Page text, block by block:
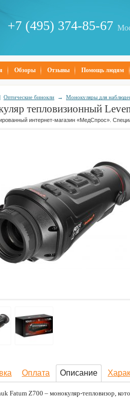
+7 (495) 374-85-67
Обзоры Отзывы Помощь людям
| Оптические бинокли → Монокуляры для
тепловизионный
интернет-магазин «МедСпрос».
Оплата Описание
Fatum Z700 – монокуляр-тепловизор,